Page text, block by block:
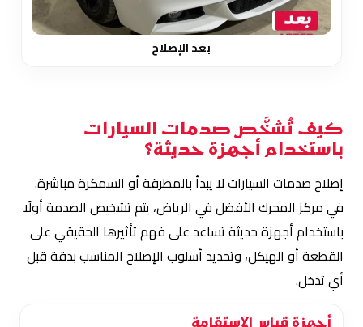
بعد الإصلاح
كيف تُشخَّص صدمات السيارات
باستخدام أجهزة حديثة؟
إصلاح صدمات السيارات لا يبدأ بالمطرقة أو السمكرة مباشرة.
في مركز المحرك الأفضل في الرياض، يتم تشخيص الصدمة أولًا
باستخدام أجهزة حديثة تساعد على فهم تأثيرها الحقيقي على
القطعة أو الهيكل، وتحديد أسلوب الإصلاح المناسب بدقة قبل
أي تدخل.
أجهزة قياس الاستقامة